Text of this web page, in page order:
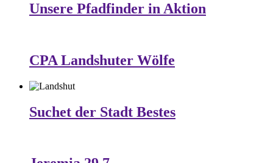
Unsere Pfadfinder in Aktion
CPA Landshuter Wölfe
Suchet der Stadt Bestes